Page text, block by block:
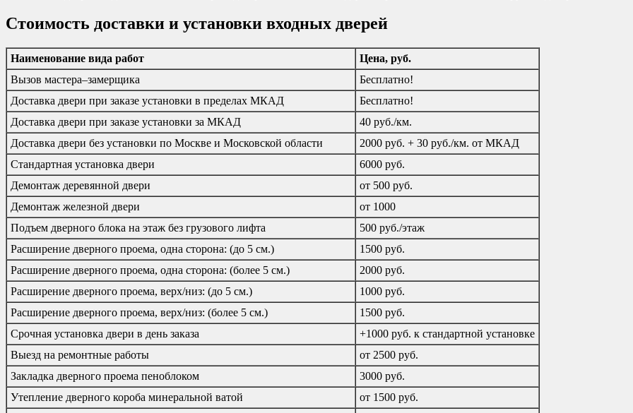
Стоимость доставки и установки входных дверей
Наименование вида работ
Цена, руб.
Вызов мастера–замерщика
Бесплатно!
Доставка двери при заказе установки в пределах МКАД
Бесплатно!
Доставка двери при заказе установки за МКАД
40 руб./км.
Доставка двери без установки по Москве и Московской области
2000 руб. + 30 руб./км. от МКАД
Стандартная установка двери
6000 руб.
Демонтаж деревянной двери
от 500 руб.
Демонтаж железной двери
от 1000
Подъем дверного блока на этаж без грузового лифта
500 руб./этаж
Расширение дверного проема, одна сторона: (до 5 см.)
1500 руб.
Расширение дверного проема, одна сторона: (более 5 см.)
2000 руб.
Расширение дверного проема, верх/низ: (до 5 см.)
1000 руб.
Расширение дверного проема, верх/низ: (более 5 см.)
1500 руб.
Срочная установка двери в день заказа
+1000 руб. к стандартной установке
Выезд на ремонтные работы
от 2500 руб.
Закладка дверного проема пеноблоком
3000 руб.
Утепление дверного короба минеральной ватой
от 1500 руб.